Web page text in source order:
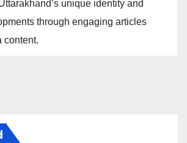
unique identity and
through engaging articles
content.